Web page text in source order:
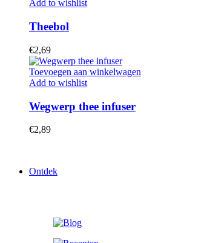
Add to wishlist
Theebol
€2,69
Toevoegen aan winkelwagen
Add to wishlist
Wegwerp thee infuser
€2,89
Ontdek